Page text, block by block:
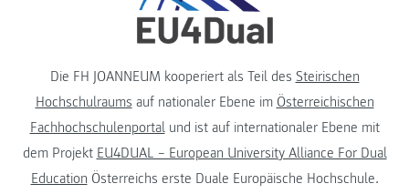
Die FH JOANNEUM kooperiert als Teil des Steirischen
Hochschulraums auf nationaler Ebene im Österreichischen
Fachhochschulenportalund ist auf internationaler Ebene mit
dem Projekt EU4DUAL – European University Alliance For Dual
Education Österreichs erste Duale Europäische Hochschule.